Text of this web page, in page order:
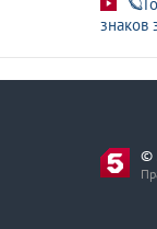
знаков
©